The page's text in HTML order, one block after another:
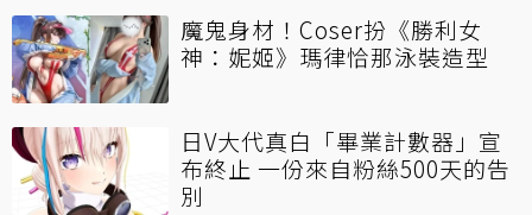
魔鬼身材！Coser扮《勝利女
神：妮姬》瑪律恰那泳裝造型
日V大代真白「畢業計數器」宣
布終止 一份來自粉絲500天的告
別